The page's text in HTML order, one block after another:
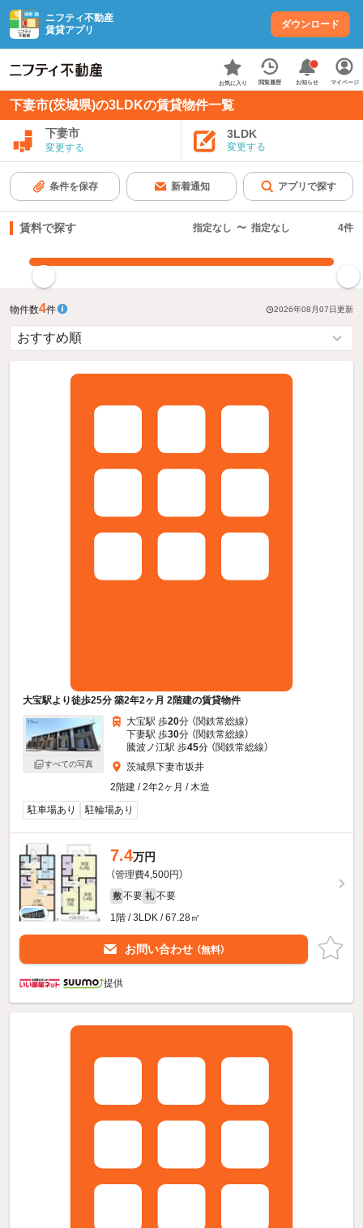
ニフティ不動産
賃貸アプリ
ダウンロード
お気に入り 閲覧履歴 お知らせ マイページ
下妻市(茨城県)の3LDKの賃貸物件一覧
下妻市
変更する
3LDK
変更する
条件を保存 新着通知 アプリで探す
賃料で探す 指定なし 〜 指定なし 4件
物件数4件 2026年08月07日更新
大宝駅より徒歩25分 築2年2ヶ月 2階建の賃貸物件
すべての写真
大宝駅 歩20分 （関鉄常総線）
下妻駅 歩30分 （関鉄常総線）
騰波ノ江駅 歩45分 （関鉄常総線）
茨城県下妻市坂井
2階建 / 2年2ヶ月 / 木造
駐車場あり
駐輪場あり
7.4万円
（管理費4,500円）
敷 不要 礼 不要
1階 / 3LDK / 67.28㎡
お問い合わせ （無料）
提供